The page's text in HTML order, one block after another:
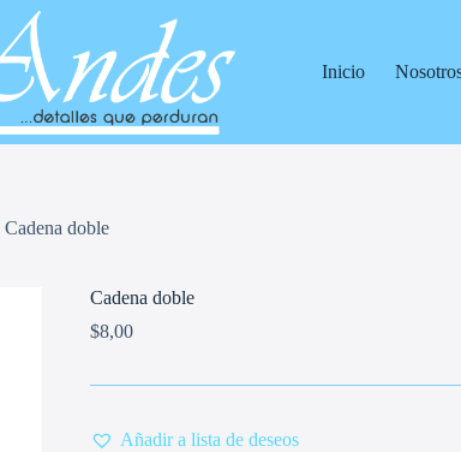
Inicio
Cadena doble
Cadena doble
$8,00
Añadir a lista de deseos